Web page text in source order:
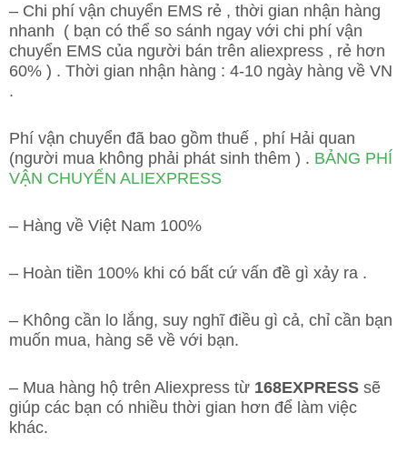
– Chi phí vận chuyển EMS rẻ , thời gian nhận hàng
nhanh ( bạn có thể so sánh ngay với chi phí vận
chuyển EMS của người bán trên aliexpress , rẻ hơn
60% ) . Thời gian nhận hàng : 4-10 ngày hàng về VN
.
Phí vận chuyển đã bao gồm thuế , phí Hải quan
(người mua không phải phát sinh thêm ) . BẢNG PHÍ
VẬN CHUYỂN ALIEXPRESS
– Hàng về Việt Nam 100%
– Hoàn tiền 100% khi có bất cứ vấn đề gì xảy ra .
– Không cần lo lắng, suy nghĩ điều gì cả, chỉ cần bạn
muốn mua, hàng sẽ về với bạn.
– Mua hàng hộ trên Aliexpress từ 168EXPRESS sẽ
giúp các bạn có nhiều thời gian hơn để làm việc
khác.